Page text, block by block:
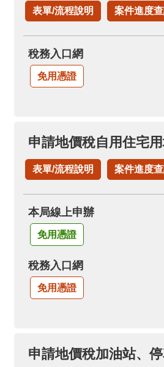
表單/流程說明 案件進度
稅務入口網
免用憑證
申請地價稅自用住宅
表單/流程說明 案件進度
本局線上申辦
免用憑證
稅務入口網
免用憑證
申請地價稅加油站、